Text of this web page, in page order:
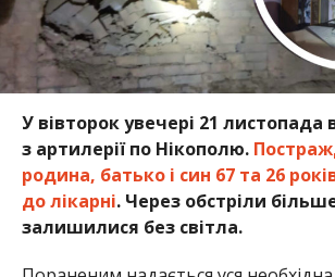
У вівторок увечері 21 листопада
з артилерії по Нікополю.
родина, батько і син 67 та 26
до лікарні. Через обстріли
залишилися без світла.